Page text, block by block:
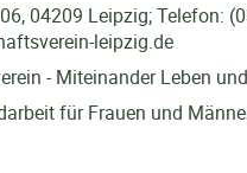
04209 Leipzig; Telefon:
leipzig.de
- Miteinander Leben
für Frauen und